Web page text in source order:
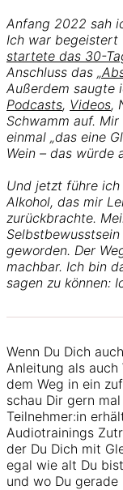
Anfang 2022 sah
Ich war begeistert
startete das 30-
Anschluss das
Außerdem saugte
Podcasts, Videos,
Schwamm auf.
einmal „das eine
Wein – das würde
Und jetzt führe ich
Alkohol, das mir
zurückbrachte.
geworden. Der
machbar. Ich bin
sagen zu können:
Wenn Du Dich
Anleitung als
dem Weg in ein
schau Dir gern mal
Teilnehmer:in
Audiotrainings
der Du Dich mit
egal wie alt Du
und wo Du